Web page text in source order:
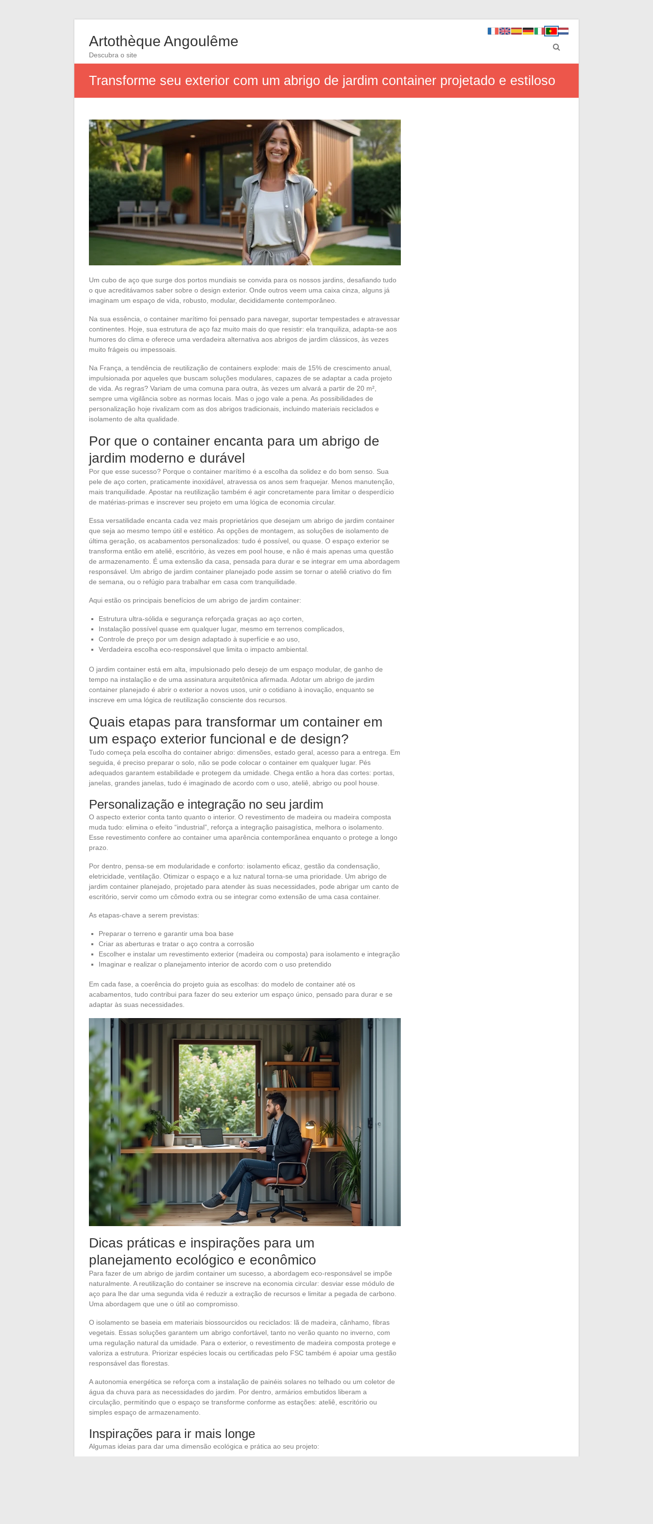
Artothèque Angoulême
Descubra o site
Transforme seu exterior com um abrigo de jardim container projetado e estiloso
Um cubo de aço que surge dos portos mundiais se convida para os nossos jardins, desafiando tudo
o que acreditávamos saber sobre o design exterior. Onde outros veem uma caixa cinza, alguns já
imaginam um espaço de vida, robusto, modular, decididamente contemporâneo.
Na sua essência, o container marítimo foi pensado para navegar, suportar tempestades e atravessar
continentes. Hoje, sua estrutura de aço faz muito mais do que resistir: ela tranquiliza, adapta-se aos
humores do clima e oferece uma verdadeira alternativa aos abrigos de jardim clássicos, às vezes
muito frágeis ou impessoais.
Na França, a tendência de reutilização de containers explode: mais de 15% de crescimento anual,
impulsionada por aqueles que buscam soluções modulares, capazes de se adaptar a cada projeto
de vida. As regras? Variam de uma comuna para outra, às vezes um alvará a partir de 20 m²,
sempre uma vigilância sobre as normas locais. Mas o jogo vale a pena. As possibilidades de
personalização hoje rivalizam com as dos abrigos tradicionais, incluindo materiais reciclados e
isolamento de alta qualidade.
Por que o container encanta para um abrigo de
jardim moderno e durável
Por que esse sucesso? Porque o container marítimo é a escolha da solidez e do bom senso. Sua
pele de aço corten, praticamente inoxidável, atravessa os anos sem fraquejar. Menos manutenção,
mais tranquilidade. Apostar na reutilização também é agir concretamente para limitar o desperdício
de matérias-primas e inscrever seu projeto em uma lógica de economia circular.
Essa versatilidade encanta cada vez mais proprietários que desejam um abrigo de jardim container
que seja ao mesmo tempo útil e estético. As opções de montagem, as soluções de isolamento de
última geração, os acabamentos personalizados: tudo é possível, ou quase. O espaço exterior se
transforma então em ateliê, escritório, às vezes em pool house, e não é mais apenas uma questão
de armazenamento. É uma extensão da casa, pensada para durar e se integrar em uma abordagem
responsável. Um abrigo de jardim container planejado pode assim se tornar o ateliê criativo do fim
de semana, ou o refúgio para trabalhar em casa com tranquilidade.
Aqui estão os principais benefícios de um abrigo de jardim container:
Estrutura ultra-sólida e segurança reforçada graças ao aço corten,
Instalação possível quase em qualquer lugar, mesmo em terrenos complicados,
Controle de preço por um design adaptado à superfície e ao uso,
Verdadeira escolha eco-responsável que limita o impacto ambiental.
O jardim container está em alta, impulsionado pelo desejo de um espaço modular, de ganho de
tempo na instalação e de uma assinatura arquitetônica afirmada. Adotar um abrigo de jardim
container planejado é abrir o exterior a novos usos, unir o cotidiano à inovação, enquanto se
inscreve em uma lógica de reutilização consciente dos recursos.
Quais etapas para transformar um container em
um espaço exterior funcional e de design?
Tudo começa pela escolha do container abrigo: dimensões, estado geral, acesso para a entrega. Em
seguida, é preciso preparar o solo, não se pode colocar o container em qualquer lugar. Pés
adequados garantem estabilidade e protegem da umidade. Chega então a hora das cortes: portas,
janelas, grandes janelas, tudo é imaginado de acordo com o uso, ateliê, abrigo ou pool house.
Personalização e integração no seu jardim
O aspecto exterior conta tanto quanto o interior. O revestimento de madeira ou madeira composta
muda tudo: elimina o efeito “industrial”, reforça a integração paisagística, melhora o isolamento.
Esse revestimento confere ao container uma aparência contemporânea enquanto o protege a longo
prazo.
Por dentro, pensa-se em modularidade e conforto: isolamento eficaz, gestão da condensação,
eletricidade, ventilação. Otimizar o espaço e a luz natural torna-se uma prioridade. Um abrigo de
jardim container planejado, projetado para atender às suas necessidades, pode abrigar um canto de
escritório, servir como um cômodo extra ou se integrar como extensão de uma casa container.
As etapas-chave a serem previstas:
Preparar o terreno e garantir uma boa base
Criar as aberturas e tratar o aço contra a corrosão
Escolher e instalar um revestimento exterior (madeira ou composta) para isolamento e integração
Imaginar e realizar o planejamento interior de acordo com o uso pretendido
Em cada fase, a coerência do projeto guia as escolhas: do modelo de container até os
acabamentos, tudo contribui para fazer do seu exterior um espaço único, pensado para durar e se
adaptar às suas necessidades.
Dicas práticas e inspirações para um
planejamento ecológico e econômico
Para fazer de um abrigo de jardim container um sucesso, a abordagem eco-responsável se impõe
naturalmente. A reutilização do container se inscreve na economia circular: desviar esse módulo de
aço para lhe dar uma segunda vida é reduzir a extração de recursos e limitar a pegada de carbono.
Uma abordagem que une o útil ao compromisso.
O isolamento se baseia em materiais biossourcidos ou reciclados: lã de madeira, cânhamo, fibras
vegetais. Essas soluções garantem um abrigo confortável, tanto no verão quanto no inverno, com
uma regulação natural da umidade. Para o exterior, o revestimento de madeira composta protege e
valoriza a estrutura. Priorizar espécies locais ou certificadas pelo FSC também é apoiar uma gestão
responsável das florestas.
A autonomia energética se reforça com a instalação de painéis solares no telhado ou um coletor de
água da chuva para as necessidades do jardim. Por dentro, armários embutidos liberam a
circulação, permitindo que o espaço se transforme conforme as estações: ateliê, escritório ou
simples espaço de armazenamento.
Inspirações para ir mais longe
Algumas ideias para dar uma dimensão ecológica e prática ao seu projeto: